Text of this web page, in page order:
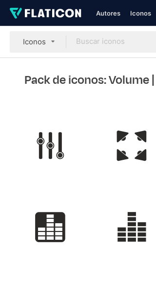
Autores Iconos
Iconos
Pack de iconos: Volume